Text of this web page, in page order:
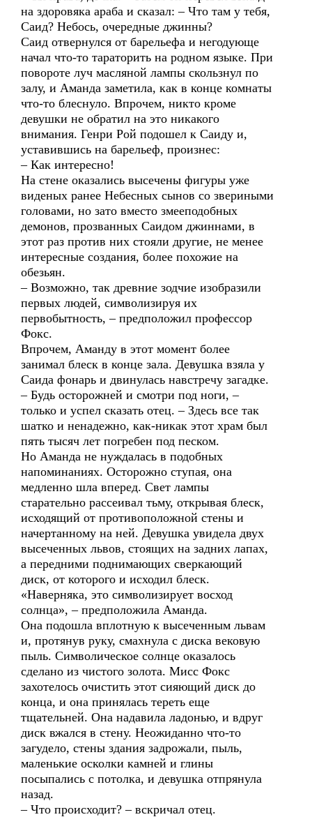
на здоровяка араба и сказал: – Что там у тебя,
Саид? Небось, очередные джинны?
Саид отвернулся от барельефа и негодующе
начал что-то тараторить на родном языке. При
повороте луч масляной лампы скользнул по
залу, и Аманда заметила, как в конце комнаты
что-то блеснуло. Впрочем, никто кроме
девушки не обратил на это никакого
внимания. Генри Рой подошел к Саиду и,
уставившись на барельеф, произнес:
– Как интересно!
На стене оказались высечены фигуры уже
виденых ранее Небесных сынов со звериными
головами, но зато вместо змееподобных
демонов, прозванных Саидом джиннами, в
этот раз против них стояли другие, не менее
интересные создания, более похожие на
обезьян.
– Возможно, так древние зодчие изобразили
первых людей, символизируя их
первобытность, – предположил профессор
Фокс.
Впрочем, Аманду в этот момент более
занимал блеск в конце зала. Девушка взяла у
Саида фонарь и двинулась навстречу загадке.
– Будь осторожней и смотри под ноги, –
только и успел сказать отец. – Здесь все так
шатко и ненадежно, как-никак этот храм был
пять тысяч лет погребен под песком.
Но Аманда не нуждалась в подобных
напоминаниях. Осторожно ступая, она
медленно шла вперед. Свет лампы
старательно рассеивал тьму, открывая блеск,
исходящий от противоположной стены и
начертанному на ней. Девушка увидела двух
высеченных львов, стоящих на задних лапах,
а передними поднимающих сверкающий
диск, от которого и исходил блеск.
«Наверняка, это символизирует восход
солнца», – предположила Аманда.
Она подошла вплотную к высеченным львам
и, протянув руку, смахнула с диска вековую
пыль. Символическое солнце оказалось
сделано из чистого золота. Мисс Фокс
захотелось очистить этот сияющий диск до
конца, и она принялась тереть еще
тщательней. Она надавила ладонью, и вдруг
диск вжался в стену. Неожиданно что-то
загудело, стены здания задрожали, пыль,
маленькие осколки камней и глины
посыпались с потолка, и девушка отпрянула
назад.
– Что происходит? – вскричал отец.